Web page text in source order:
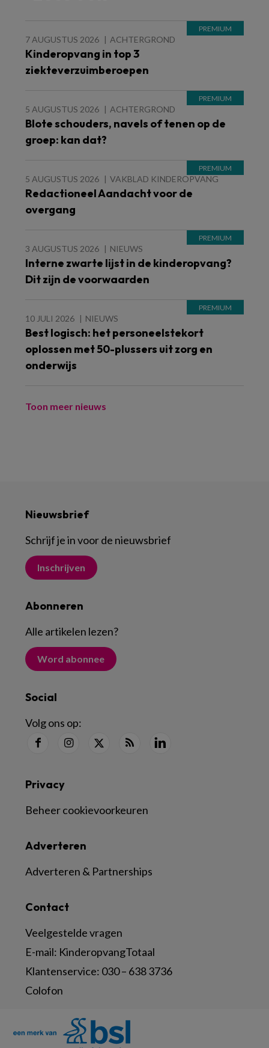
7 AUGUSTUS 2026 ACHTERGROND
Kinderopvang in top 3
ziekteverzuimberoepen
5 AUGUSTUS 2026 ACHTERGROND
Blote schouders, navels of tenen op de
groep: kan dat?
5 AUGUSTUS 2026 VAKBLAD KINDEROPVANG
Redactioneel Aandacht voor de
overgang
3 AUGUSTUS 2026 NIEUWS
Interne zwarte lijst in de kinderopvang?
Dit zijn de voorwaarden
10 JULI 2026 NIEUWS
Best logisch: het personeelstekort
oplossen met 50-plussers uit zorg en
onderwijs
Toon meer nieuws
Nieuwsbrief
Schrijf je in voor de nieuwsbrief
Inschrijven
Abonneren
Alle artikelen lezen?
Word abonnee
Social
Volg ons op:
Contact
Veelgestelde vragen
E-mail: KinderopvangTotaal
Klantenservice: 030 – 638 3736
Colofon
Adverteren
Adverteren & Partnerships
Privacy
Beheer cookievoorkeuren